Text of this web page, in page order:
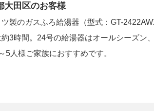
大田区のお客様
ツ製のガスふろ給湯器（型式：GT-
約3時間。24号の給湯器はオールシーズン
5人様ご家族におすすめです。